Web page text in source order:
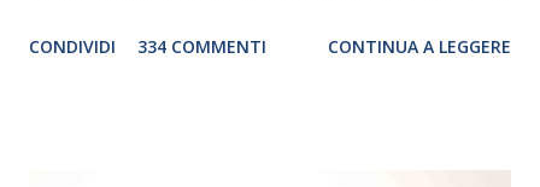
debutterà il 10 settembre a Heiden, in Germania, e toccherà, in
CONDIVIDI 334 COMMENTI CONTINUA A LEGGERE